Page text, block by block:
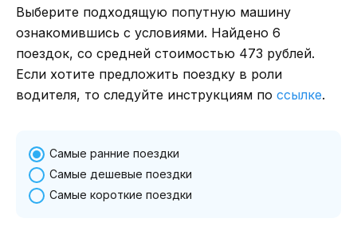
Выберите подходящую попутную машину
ознакомившись с условиями. Найдено 6
поездок, со средней стоимостью 473 рублей.
Если хотите предложить поездку в роли
водителя, то следуйте инструкциям по ссылке.
Самые ранние поездки
Самые дешевые поездки
Самые короткие поездки